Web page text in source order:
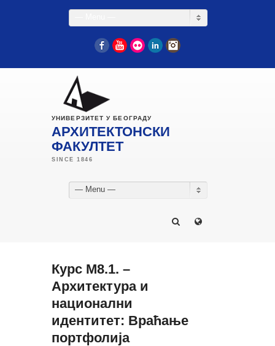
FacebookYouTube
Flickr LinkedIn
УНИВЕРЗИТЕТ У БЕОГРАДУ
АРХИТЕКТОНСКИ
ФАКУЛТЕТ
— Menu —
Курс М8.1. –
Архитектура и
национални
идентитет: Враћање
портфолија